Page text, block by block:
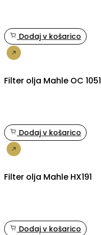
Dodaj v košarico
Filter olja Mahle OC 1051
Dodaj v košarico
Filter olja Mahle HX191
Dodaj v košarico